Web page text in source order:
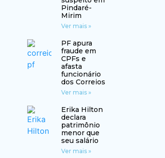
Pindaré-
Mirim
Ver mais »
PF apura
fraude em
CPFs e
afasta
funcionário
dos Correios
Ver mais »
Erika Hilton
declara
patrimônio
menor que
seu salário
Ver mais »